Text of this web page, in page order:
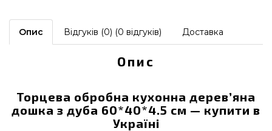
Опис Відгуків (0) (0 відгуків) Доставка
Опис
Торцева обробна кухонна дерев’яна
дошка з дуба 60*40*4.5 см — купити в
Україні